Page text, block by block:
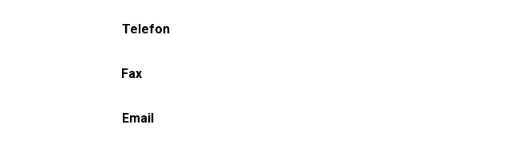
Telefon
Fax
Email